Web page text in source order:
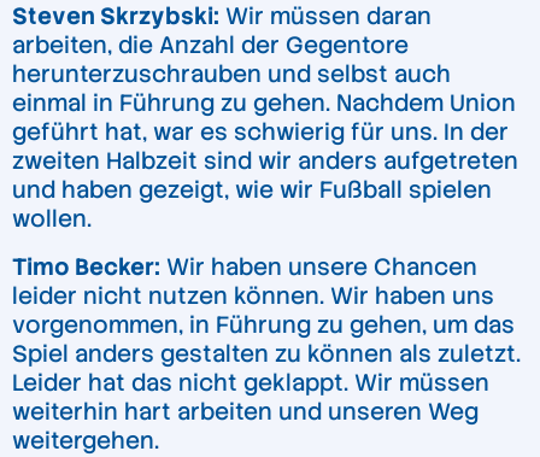
Steven Skrzybski: Wir müssen daran
arbeiten, die Anzahl der Gegentore
herunterzuschrauben und selbst auch
einmal in Führung zu gehen. Nachdem Union
geführt hat, war es schwierig für uns. In der
zweiten Halbzeit sind wir anders aufgetreten
und haben gezeigt, wie wir Fußball spielen
wollen.
Timo Becker: Wir haben unsere Chancen
leider nicht nutzen können. Wir haben uns
vorgenommen, in Führung zu gehen, um das
Spiel anders gestalten zu können als zuletzt.
Leider hat das nicht geklappt. Wir müssen
weiterhin hart arbeiten und unseren Weg
weitergehen.